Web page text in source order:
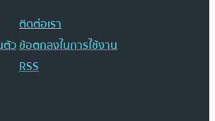
ติดต่อเรา
ตัวข้อตกลงในการใช้งาน
RSS